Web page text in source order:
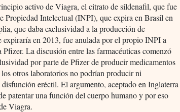
activo de Viagra, el citrato de sildenafil, que fue
Propiedad Intelectual (INPI), que expira en Brasil en
que daba exclusividad a la producción de
en 2013, fue anulada por el propio INPI a
La discusión entre las farmacéuticas comenzó
por parte de Pfizer de producir medicamentos
otros laboratorios no podrían producir ni
eréctil. El argumento, aceptado en Inglaterra
patentar una función del cuerpo humano y por eso
Viagra.